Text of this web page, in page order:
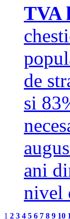
TVA
de
si
ani
nivel
1 2 3 4 5 6 7 8 9 10